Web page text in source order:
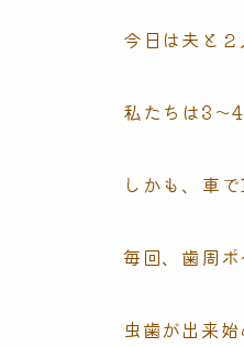
今日は夫と
私たちは3〜
しかも、車
毎回、歯周
虫歯が出来